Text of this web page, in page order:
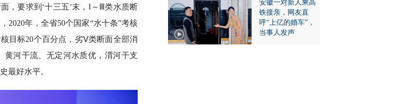
，要求到‘十三五’末，Ⅰ～Ⅲ类水质断
2020年，全省50个国家“水十条”考核
目标20个百分点，劣Ⅴ类断面全部消
黄河干流、无定河水质优，渭河干支
最好水平。
安徽一对新人乘高
铁接亲，网友直
呼“上亿的婚车”，
当事人发声